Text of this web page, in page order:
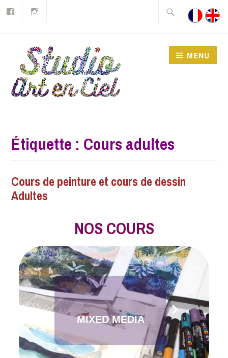
Accéder
principal
Rechercher :
MENU
Étiquette : Cours adultes
2017-
01-
AEC
COURS
DE
BRUXELLES,
LES
COURS
Cours de peinture et cours de dessin
Adultes
NOS COURS
MIXED MEDIA